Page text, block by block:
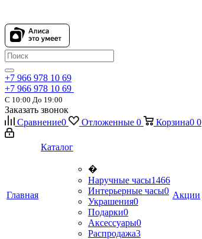
+7 966 978 10 69
+7 966 978 10 69
С 10:00 До 19:00
Заказать звонок
Сравнение0 Отложенные 0 Корзина0 0
Главная
Каталог
�
Наручные часы1466
Интерьерные часы0
Украшения0
Подарки0
Аксессуары0
Распродажа3
Акции